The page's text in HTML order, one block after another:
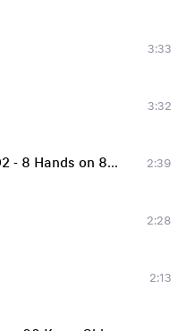
3:33
3:32
05 - I'm So Unhappy - 2002 - 8 Hands on 88 Keys: Chicago Blues Piano Masters
2:39
2:28
2:13